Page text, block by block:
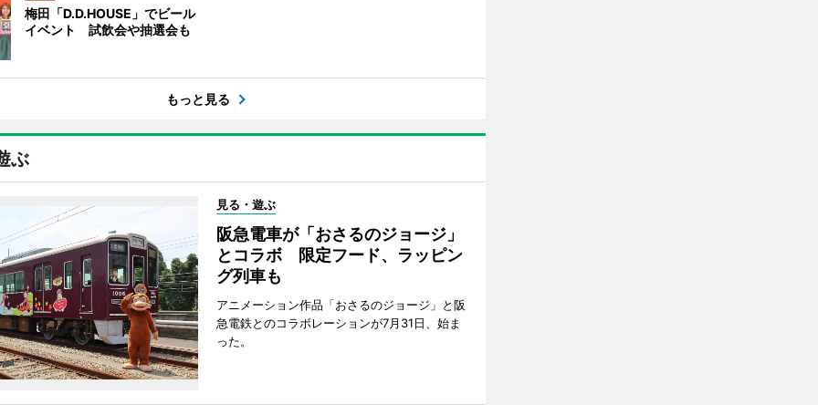
梅田「D.D.HOUSE」でビール
イベント 試飲会や抽選会も
もっと見る
ぶ
見る・遊ぶ
阪急電車が「おさるのジョージ」
とコラボ 限定フード、ラッピン
グ列車も
アニメーション作品「おさるのジョージ」と阪
急電鉄とのコラボレーションが7月31日、始ま
った。